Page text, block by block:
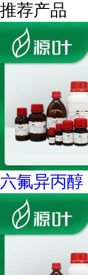
推荐产品
六氟异丙醇